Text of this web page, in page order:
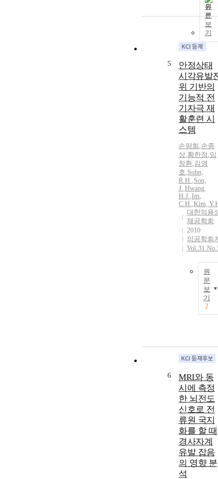
원
문
보
기
5
안정상태
시각유발
위 기반의
기능적 전
기자극 재
활훈련 시
스템
손량희 ,손종
상,황한정 ,임
창환,김영
호,Sohn,
R.H.,Son,
J.,Hwang,
H.J.,Im,
C.H.,Kim, Y.
대한의용
체공학회
2010
의공학회
Vol.31
원
문
보
기
2
6
MRI와 동
시에 측정
한 뇌전도
신호로 전
류원 국지
화를 할 때
경사자계
유발 잡음
의 영향 분
석